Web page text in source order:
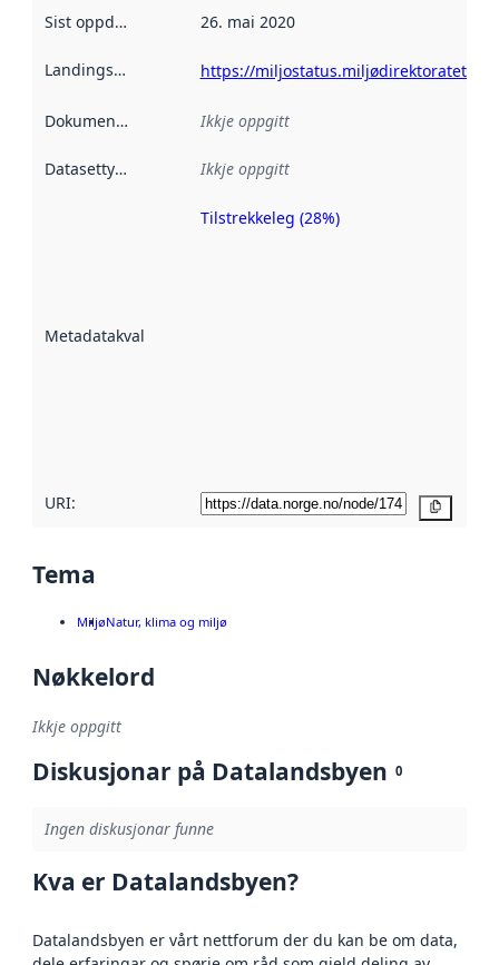
Sist oppdatert 26. mai 2020
Landingsside https://miljostatus.miljødirektoratet.no
Dokumentasjon Ikkje oppgitt
Datasettype Ikkje oppgitt
Metadatakvalitet
Metadatakvalitet
Tilstrekkeleg (28%)
URI:
Tema
MiljøNatur, klima og miljø
Nøkkelord
Ikkje oppgitt
Diskusjonar på Datalandsbyen 0
Ingen diskusjonar funne
Kva er Datalandsbyen?
Datalandsbyen er vårt nettforum der du kan be om data,